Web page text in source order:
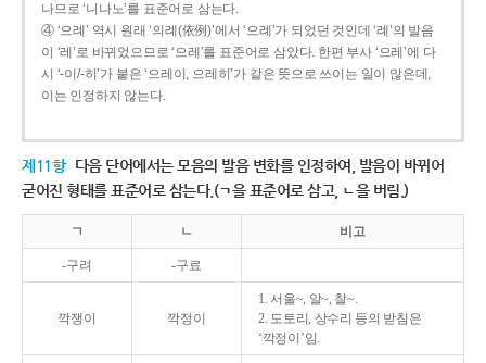
나므로 ‘니나노’를 표준어로 삼는다.
④ ‘으례’ 역시 원래 ‘의례(依例)’에서 ‘으례’가 되었던 것인데 ‘례’의 발음
이 ‘레’로 바뀌었으므로 ‘으레’를 표준어로 삼았다. 한편 부사 ‘으레’에 다
시 ‘-이/-히’가 붙은 ‘으레이, 으레히’가 같은 뜻으로 쓰이는 일이 많은데,
이는 인정하지 않는다.
제11항 다음 단어에서는 모음의 발음 변화를 인정하여, 발음이 바뀌어
굳어진 형태를 표준어로 삼는다.(ㄱ을 표준어로 삼고, ㄴ을 버림.)
ㄱ ㄴ 비고
-구려 -구료
깍쟁이 깍정이
1. 서울~, 알~, 찰~.
2. 도토리, 상수리 등의 받침은
‘깍정이’임.